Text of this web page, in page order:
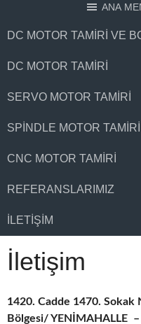
ANA
DC MOTOR TAMIRI VE
DC MOTOR TAMIRI
SERVO MOTOR TAMIRI
SPINDLE MOTOR TAMIRI
CNC MOTOR TAMIRI
REFERANSLARIMIZ
İLETIŞIM
İletişim
1420. Cadde 1470. Sokak
Bölgesi/ YENİMAHALLE